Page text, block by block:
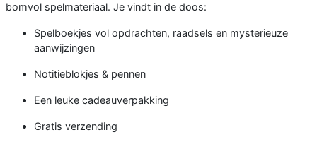
bomvol spelmateriaal. Je vindt in de doos:
Spelboekjes vol opdrachten, raadsels en mysterieuze
aanwijzingen
Notitieblokjes & pennen
Een leuke cadeauverpakking
Gratis verzending